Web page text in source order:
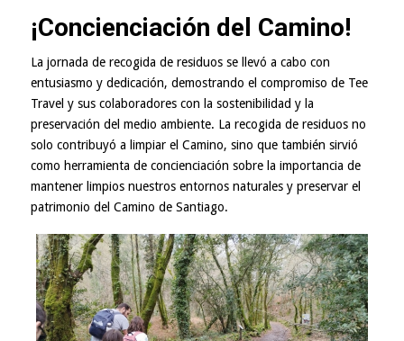
¡Concienciación del Camino!
La jornada de recogida de residuos se llevó a cabo con
entusiasmo y dedicación, demostrando el compromiso de Tee
Travel y sus colaboradores con la sostenibilidad y la
preservación del medio ambiente. La recogida de residuos no
solo contribuyó a limpiar el Camino, sino que también sirvió
como herramienta de concienciación sobre la importancia de
mantener limpios nuestros entornos naturales y preservar el
patrimonio del Camino de Santiago.